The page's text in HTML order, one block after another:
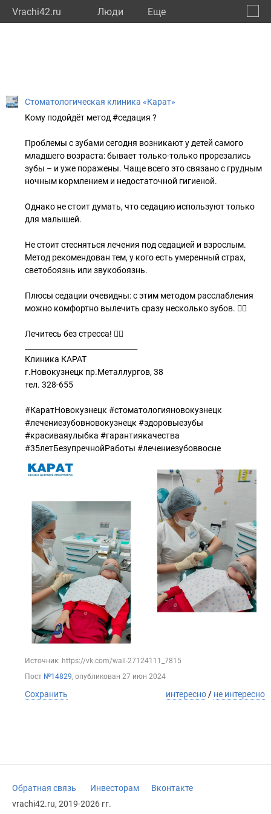
Vrachi42.ru Люди Eще
Cтоматологическая клиника «Карат»
Кому подойдёт метод #седация ?
Проблемы с зубами сегодня возникают у детей самого
младшего возраста: бывает только-только прорезались
зубы – и уже поражены. Чаще всего это связано с грудным
ночным кормлением и недостаточной гигиеной.
Однако не стоит думать, что седацию используют только
для малышей.
Не стоит стесняться лечения под седацией и взрослым.
Метод рекомендован тем, у кого есть умеренный страх,
светобоязнь или звукобоязнь.
Плюсы седации очевидны: с этим методом расслабления
можно комфортно вылечить сразу несколько зубов. 👌🏻
Лечитесь без стресса! 👌🏻
Клиника КАРАТ
г.Новокузнецк пр.Металлургов, 38
тел. 328-655
#КаратНовокузнецк #стоматологияновокузнецк
#лечениезубовновокузнецк #здоровыезубы
#красиваяулыбка #гарантиякачества
#35летБезупречнойРаботы #лечениезубоввосне
Источник: https://vk.com/wall-27124111_7815
Пост №14829, опубликован 27 июн 2024
Сохранить интересно/ не интересно
Обратная связь Инвесторам
Вконтакте
vrachi42.ru, 2019-2026 гг.